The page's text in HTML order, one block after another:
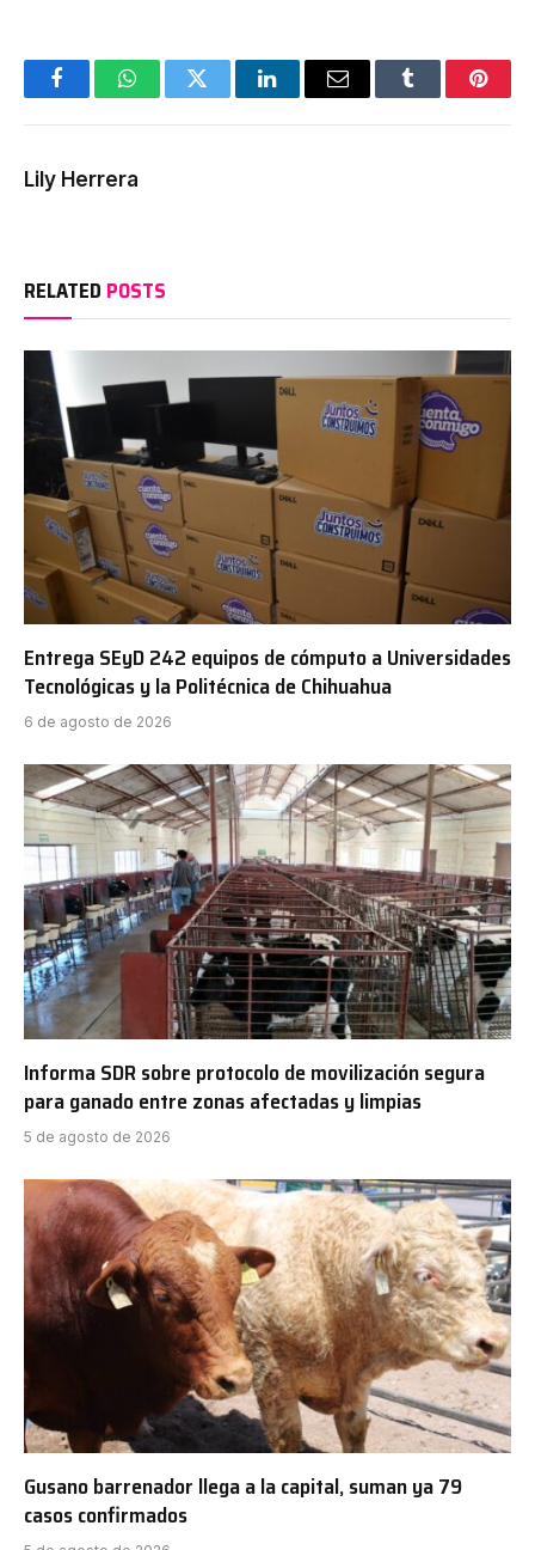
FacebookWhatsAppTwitter LinkedInEmail Tumblr
Lily Herrera
RELATED POSTS
Entrega SEyD 242 equipos de cómputo a Universidades
Tecnológicas y la Politécnica de Chihuahua
6 de agosto de 2026
Informa SDR sobre protocolo de movilización segura
para ganado entre zonas afectadas y limpias
5 de agosto de 2026
Gusano barrenador llega a la capital, suman ya 79
casos confirmados